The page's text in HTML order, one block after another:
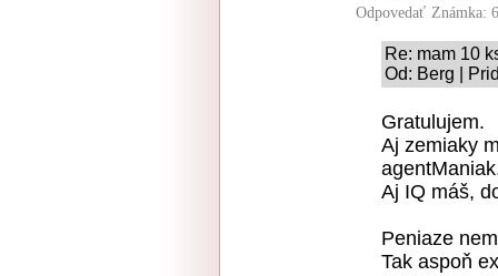
Odpovedať Známka:
Re: mam 10
Od: Berg |
Gratulujem.
Aj zemiaky
Aj IQ máš,
Peniaze
Tak aspoň